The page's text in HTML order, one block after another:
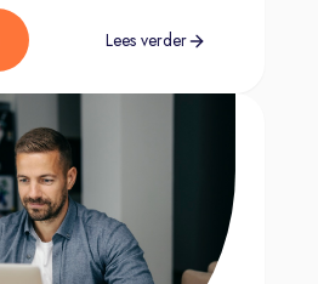
Lees verder